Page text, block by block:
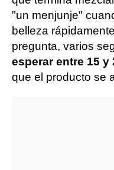
"un menjunje"
belleza
pregunta, varios
esperar entre 15 y
que el producto se